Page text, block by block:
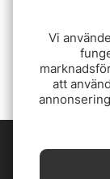
Anglers Image
339 kr
Vi
att